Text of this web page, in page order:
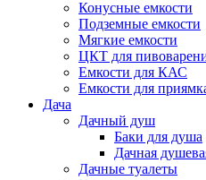
Конусные емкости
Подземные емкости
Мягкие емкости
ЦКТ для
Емкости для КАС
Емкости для
Дача
Дачный душ
Баки для душа
Дачная
Дачные туалеты